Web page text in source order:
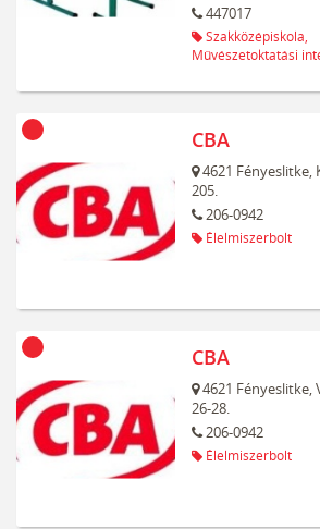
447017
Szakközépiskola,
Művészetoktatási
CBA
4621 Fényeslitke,
205.
206-0942
Élelmiszerbolt
CBA
4621 Fényeslitke,
26-28.
206-0942
Élelmiszerbolt